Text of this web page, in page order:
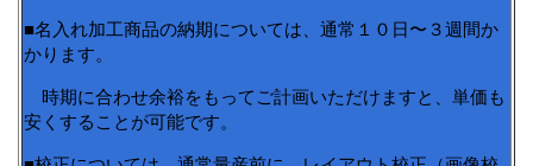
■名入れ加工商品の納期については、通常１０日〜３週間か
かります。
時期に合わせ余裕をもってご計画いただけますと、単価も
安くすることが可能です。